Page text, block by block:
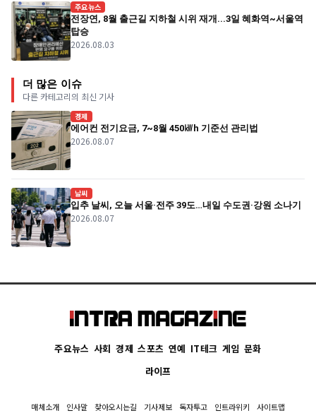
주요뉴스
전장연, 8월 출근길 지하철 시위 재개...3일 혜화역~서울역
탑승
2026.08.03
더 많은 이슈
다른 카테고리의 최신 기사
경제
에어컨 전기요금, 7~8월 450㎾h 기준선 관리법
2026.08.07
날씨
입추 날씨, 오늘 서울·전주 39도…내일 수도권·강원 소나기
2026.08.07
주요뉴스 사회 경제 스포츠 연예 IT테크 게임 문화
라이프
매체소개 인사말 찾아오시는길 기사제보 독자투고 인트라위키 사이트맵